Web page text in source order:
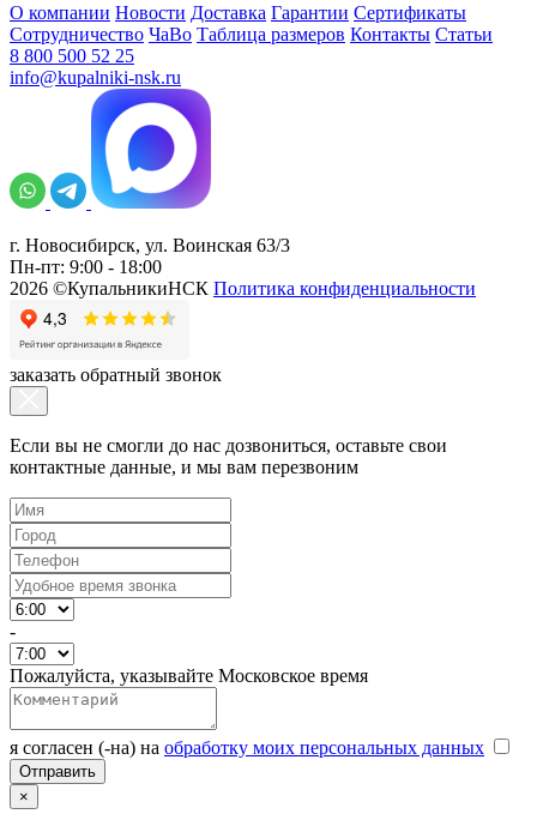
О компании Новости Доставка Гарантии Сертификаты
Сотрудничество ЧаВо Таблица размеров Контакты Статьи
8 800 500 52 25
info@kupalniki-nsk.ru
г. Новосибирск, ул. Воинская 63/3
Пн-пт: 9:00 - 18:00
2026 ©КупальникиНСК Политика конфиденциальности
заказать обратный звонок
Если вы не смогли до нас дозвониться, оставьте свои
контактные данные, и мы вам перезвоним
-
Пожалуйста, указывайте Московское время
я согласен (-на) на обработку моих персональных данных
×